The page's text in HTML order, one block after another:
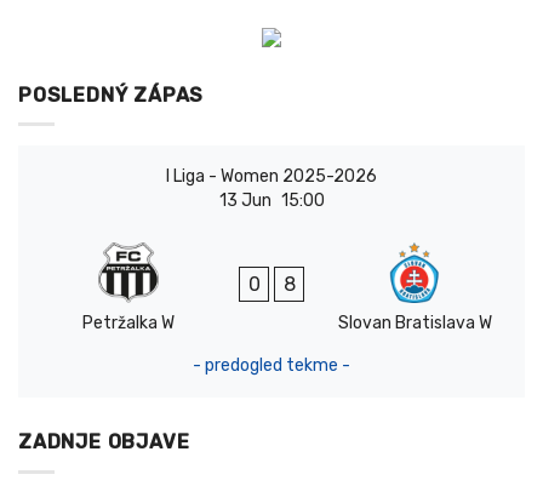
POSLEDNÝ ZÁPAS
I Liga - Women 2025-2026
13 Jun 15:00
Petržalka W
0 8
Slovan Bratislava W
- predogled tekme -
ZADNJE OBJAVE